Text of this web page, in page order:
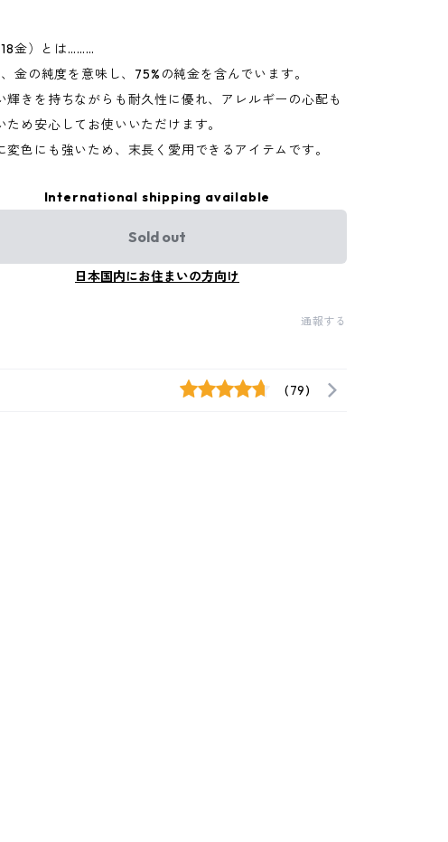
金）とは………
金の純度を意味し、75%の純金を含んでいます。
輝きを持ちながらも耐久性に優れ、アレルギーの心配も
ため安心してお使いいただけます。
変色にも強いため、末長く愛用できるアイテムです。
International shipping available
Sold out
日本国内にお住まいの方向け
通報する
(79)